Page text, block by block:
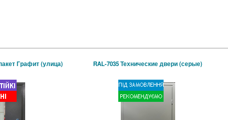
Графит (улица) RAL-7035 Технические двери (серые)